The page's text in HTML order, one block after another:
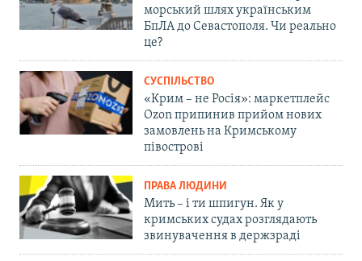
морський шлях українським
БпЛА до Севастополя. Чи реально
це?
СУСПІЛЬСТВО
«Крим – не Росія»: маркетплейс
Ozon припинив прийом нових
замовлень на Кримському
півострові
ПРАВА ЛЮДИНИ
Мить – і ти шпигун. Як у
кримських судах розглядають
звинувачення в держзраді